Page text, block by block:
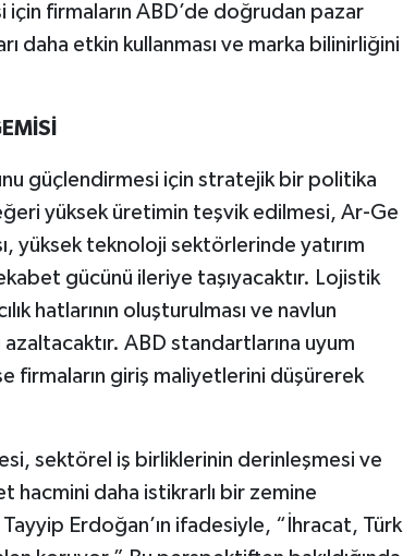
firmaların ABD’de doğrudan pazar
daha etkin kullanması ve marka bilinirliğini
güçlendirmesi için stratejik bir politika
yüksek üretimin teşvik edilmesi, Ar-Ge
yüksek teknoloji sektörlerinde yatırım
gücünü ileriye taşıyacaktır. Lojistik
hatlarının oluşturulması ve navlun
ABD standartlarına uyum
firmaların giriş maliyetlerini düşürerek
sektörel iş birliklerinin derinleşmesi ve
hacmini daha istikrarlı bir zemine
Erdoğan’ın ifadesiyle, “İhracat, Türk